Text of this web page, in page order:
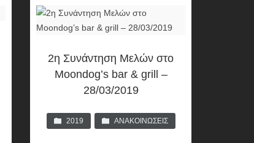
2η Συνάντηση Μελών στο
Moondog’s bar & grill –
28/03/2019
2019 ΑΝΑΚΟΙΝΏΣΕΙΣ